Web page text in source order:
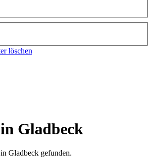
löschen
Gladbeck
Gladbeck gefunden.